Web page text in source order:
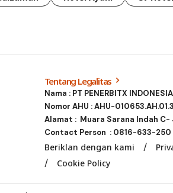
Tentang Legalitas
Nama : PT PENERBITX
Nomor AHU : AHU-
Alamat : Muara Sarana Indah
Contact Person : 0816-633-250
Beriklan dengan kami
Cookie Policy